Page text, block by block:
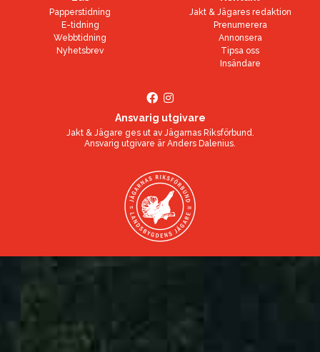
Papperstidning
E-tidning
Webbtidning
Nyhetsbrev
Jakt & Jägares redaktion
Prenumerera
Annonsera
Tipsa oss
Insändare
Ansvarig utgivare
Jakt & Jägare ges ut av Jägarnas Riksförbund.
Ansvarig utgivare ärAnders Dalenius.